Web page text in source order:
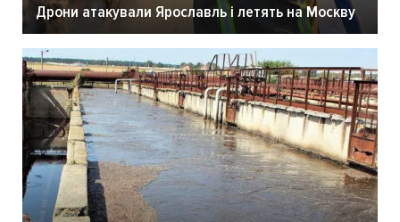
Дрони атакували Ярославль і летять на Москву